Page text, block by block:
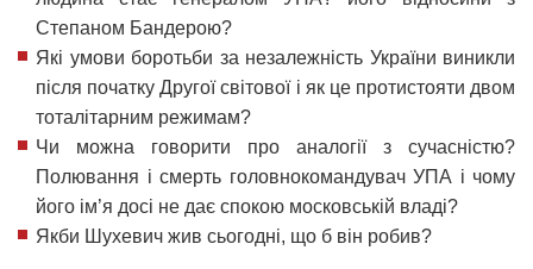
Степаном Бандерою?
Які умови боротьби за незалежність України виникли
після початку Другої світової і як це протистояти двом
тоталітарним режимам?
Чи можна говорити про аналогії з сучасністю?
Полювання і смерть головнокомандувач УПА і чому
його ім’я досі не дає спокою московській владі?
Якби Шухевич жив сьогодні, що б він робив?